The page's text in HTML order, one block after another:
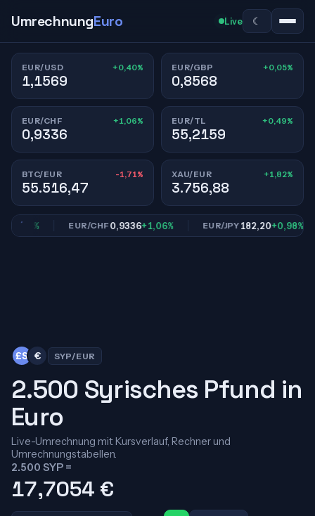
UmrechnungEuro Live ☾
EUR/USD +0,40%
1,1569
EUR/GBP +0,05%
0,8568
EUR/CHF +1,06%
0,9336
EUR/TL +0,49%
55,2159
BTC/EUR -1,71%
55.516,47
XAU/EUR +1,82%
3.756,88
EUR/CHF0,9336+1,06% EUR/JPY182,20+0,98%
£S € SYP/EUR
2.500 Syrisches Pfund in
Euro
Live-Umrechnung mit Kursverlauf, Rechner und
Umrechnungstabellen.
2.500 SYP =
17,7054 €